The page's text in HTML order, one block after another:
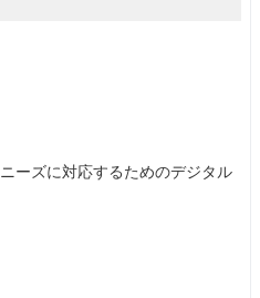
ーズに対応するためのデジタル